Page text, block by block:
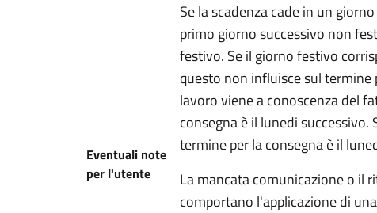
Eventuali note
per l'utente
Se la scadenza cade in un
primo giorno successivo non
festivo. Se il giorno festivo
questo non influisce sul termine
lavoro viene a conoscenza del
consegna è il lunedi successivo.
termine per la consegna è il
La mancata comunicazione o il
comportano l'applicazione di